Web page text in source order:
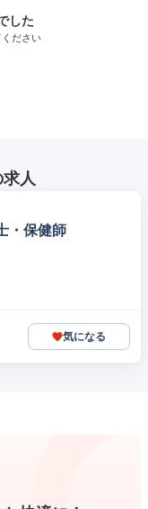
した
ださい
人
・保健師
気になる